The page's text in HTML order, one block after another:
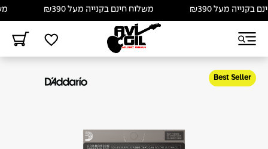
מעל ₪390 משלוח חינם בקנייה מעל ₪390
Best Seller